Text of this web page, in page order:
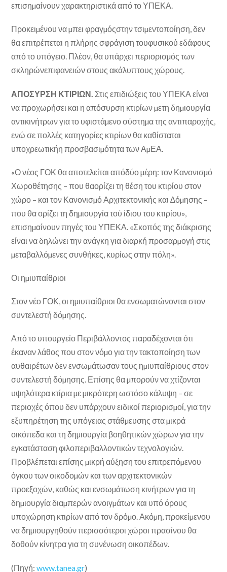
επισηµαίνουν χαρακτηριστικά από το ΥΠΕΚΑ.
Προκειµένου να µπει φραγµόςστην τσιµεντοποίηση, δεν
θα επιτρέπεται η πλήρης σφράγιση τουφυσικού εδάφους
από το υπόγειο. Πλέον, θα υπάρχει περιορισµός των
σκληρώνεπιφανειών στους ακάλυπτους χώρους.
ΑΠΟΣΥΡΣΗ ΚΤΙΡΙΩΝ. Στις επιδιώξεις του ΥΠΕΚΑ είναι
να προχωρήσει και η απόσυρση κτιρίων µετη δηµιουργία
αντικινήτρων για το υφιστάµενο σύστηµα της αντιπαροχής,
ενώ σε πολλές κατηγορίες κτιρίων θα καθίσταται
υποχρεωτικήη προσβασιµότητα των ΑµΕΑ.
«Ο νέος ΓΟΚ θα αποτελείται απόδύο µέρη: τον Κανονισµό
Χωροθέτησης – που θαορίζει τη θέση του κτιρίου στον
χώρο – και τον Κανονισµό Αρχιτεκτονικής και ∆όµησης –
που θα ορίζει τη δηµιουργία τού ίδιου του κτιρίου»,
επισηµαίνουν πηγές του ΥΠΕΚΑ. «Σκοπός της διάκρισης
είναι να δηλώνει την ανάγκη για διαρκή προσαρµογή στις
µεταβαλλόµενες συνθήκες, κυρίως στην πόλη».
Οι ηµιυπαίθριοι
Στον νέο ΓΟΚ, οι ηµιυπαίθριοι θα ενσωµατώνονται στον
συντελεστή δόµησης.
Από το υπουργείο Περιβάλλοντος παραδέχονται ότι
έκαναν λάθος που στον νόµο για την τακτοποίηση των
αυθαιρέτων δεν ενσωµάτωσαν τους ηµιυπαίθριους στον
συντελεστή δόµησης. Επίσης θα µπορούν να χτίζονται
υψηλότερα κτίρια µε µικρότερη ωστόσο κάλυψη – σε
περιοχές όπου δεν υπάρχουν ειδικοί περιορισµοί, για την
εξυπηρέτηση της υπόγειας στάθµευσης στα µικρά
οικόπεδα και τη δηµιουργία βοηθητικών χώρων για την
εγκατάσταση φιλοπεριβαλλοντικών τεχνολογιών.
Προβλέπεται επίσης µικρή αύξηση του επιτρεπόµενου
όγκου των οικοδοµών και των αρχιτεκτονικών
προεξοχών, καθώς και ενσωµάτωση κινήτρων για τη
δηµιουργία διαµπερών ανοιγµάτων και υπό όρους
υποχώρηση κτιρίων από τον δρόµο. Ακόµη, προκείµενου
να δηµιουργηθούν περισσότεροι χώροι πρασίνου θα
δοθούν κίνητρα για τη συνένωση οικοπέδων.
(Πηγή:www.tanea.gr)